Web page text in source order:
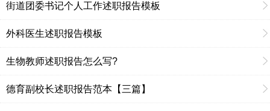
街道团委书记个人工作述职报告模板
外科医生述职报告模板
生物教师述职报告怎么写?
德育副校长述职报告范本【三篇】